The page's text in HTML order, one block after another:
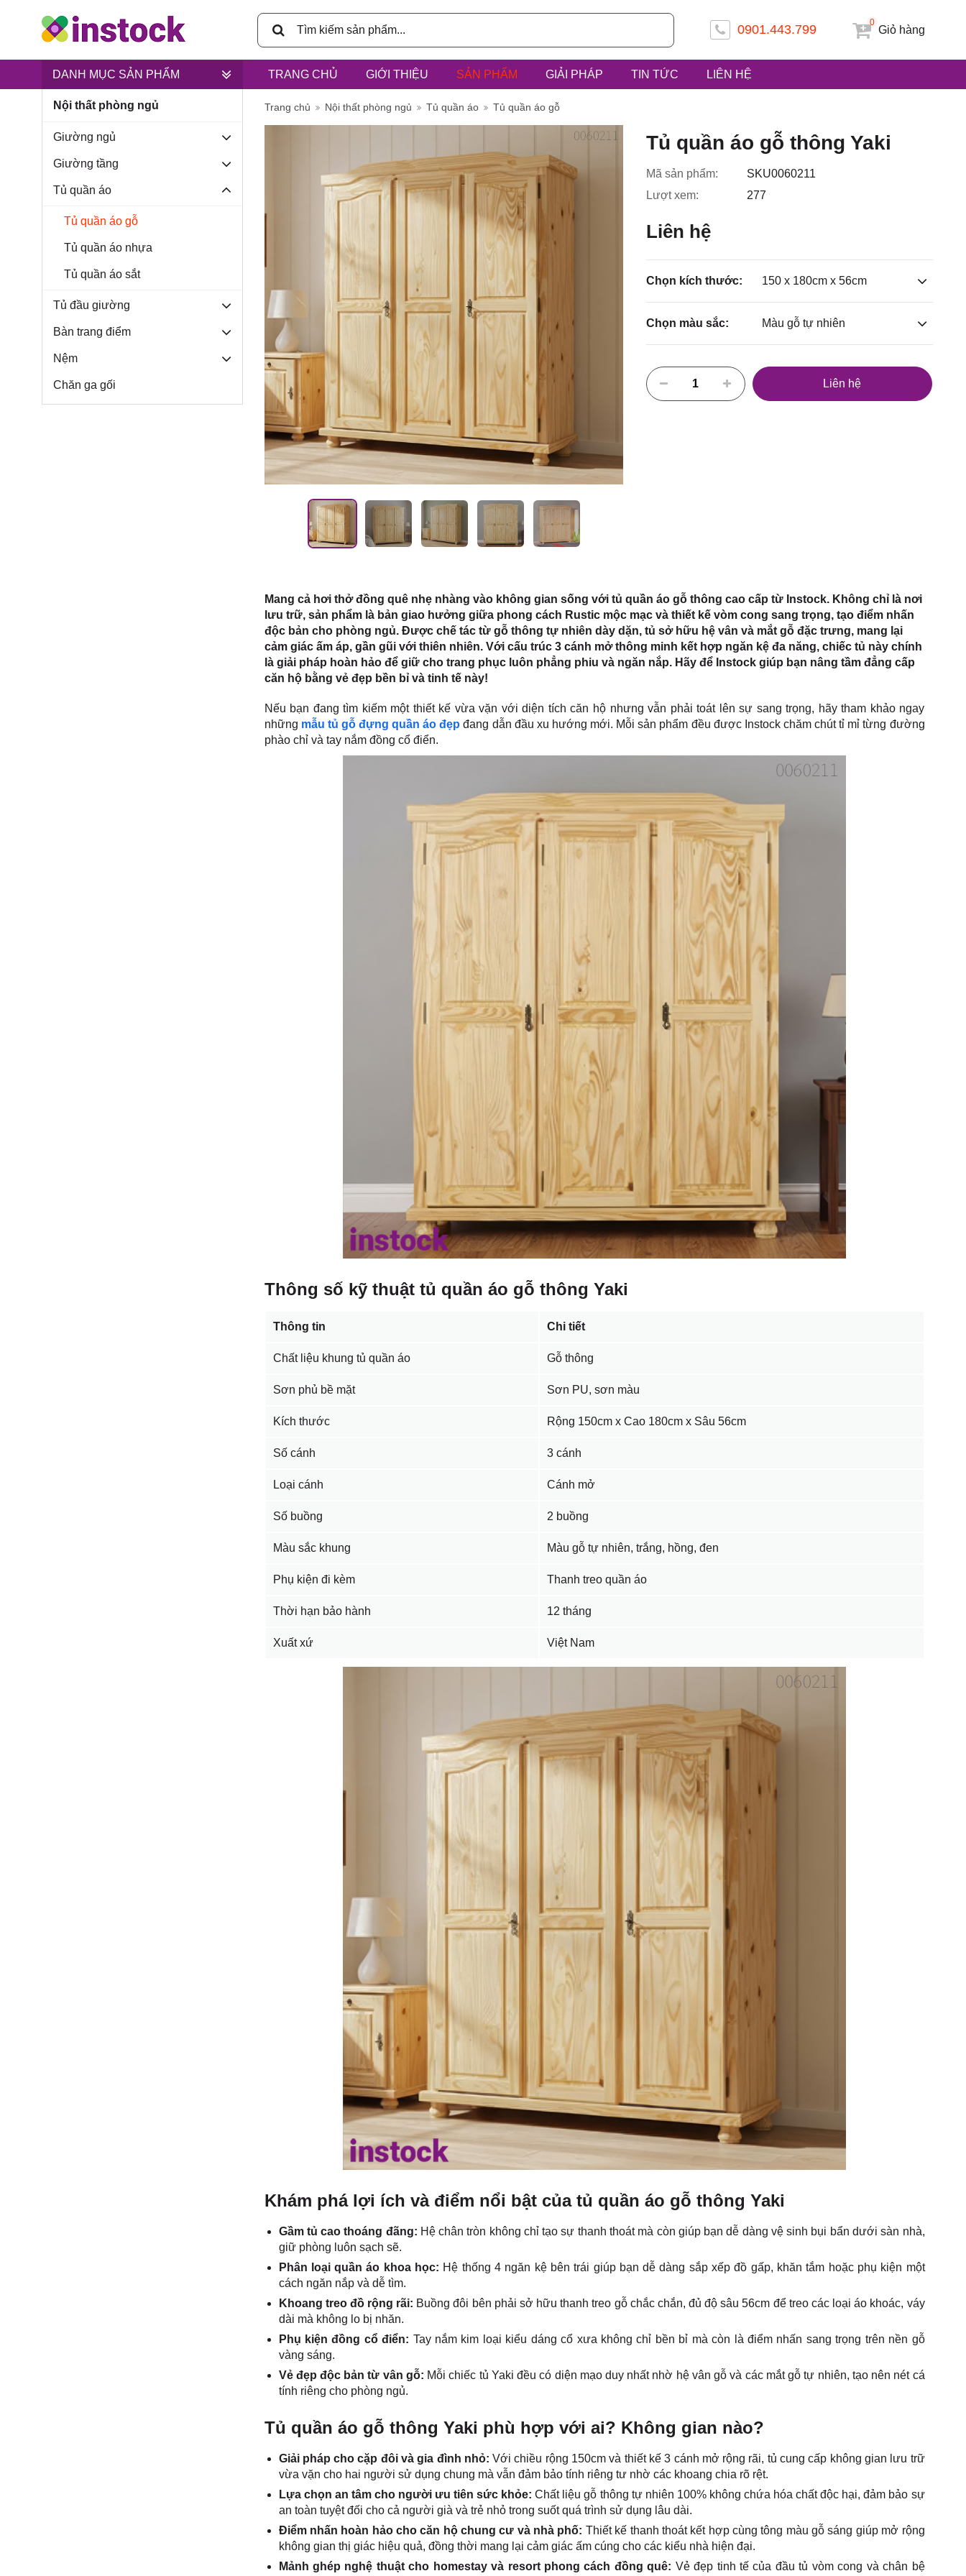
0901.443.799 Giỏ hàng
0
DANH MỤC SẢN PHẨM TRANG CHỦ GIỚI THIỆU SẢN PHẨM GIẢI PHÁP TIN TỨC LIÊN HỆ
Trụ sở chính: 3/6D, ấp Tiền
Lân, xã Bà Điểm, huyện Hóc
Môn, TP. HCM
Nội thất phòng ngủ
Giường ngủ
Giường tầng
Tủ quần áo
Tủ quần áo gỗ
Tủ quần áo nhựa
Tủ quần áo sắt
Tủ đầu giường
Bàn trang điểm
Nệm
Chăn ga gối
Trang chủ Nội thất phòng ngủ Tủ quần áo Tủ quần áo gỗ
Tủ quần áo gỗ thông Yaki
Mã sản phẩm:
SKU0060211
Lượt xem:
277
Liên hệ
Chọn kích thước: 150 x 180cm x 56cm
Chọn màu sắc: Màu gỗ tự nhiên
Liên hệ
Mang cả hơi thở đồng quê nhẹ nhàng vào không gian sống với tủ quần áo gỗ thông cao cấp từ Instock. Không chỉ là nơi
lưu trữ, sản phẩm là bản giao hưởng giữa phong cách Rustic mộc mạc và thiết kế vòm cong sang trọng, tạo điểm nhấn
độc bản cho phòng ngủ. Được chế tác từ gỗ thông tự nhiên dày dặn, tủ sở hữu hệ vân và mắt gỗ đặc trưng, mang lại
cảm giác ấm áp, gần gũi với thiên nhiên. Với cấu trúc 3 cánh mở thông minh kết hợp ngăn kệ đa năng, chiếc tủ này chính
là giải pháp hoàn hảo để giữ cho trang phục luôn phẳng phiu và ngăn nắp. Hãy để Instock giúp bạn nâng tầm đẳng cấp
căn hộ bằng vẻ đẹp bền bỉ và tinh tế này!
Nếu bạn đang tìm kiếm một thiết kế vừa vặn với diện tích căn hộ nhưng vẫn phải toát lên sự sang trọng, hãy tham khảo ngay
những mẫu tủ gỗ đựng quần áo đẹp đang dẫn đầu xu hướng mới. Mỗi sản phẩm đều được Instock chăm chút tỉ mỉ từng đường
phào chỉ và tay nắm đồng cổ điển.
Thông số kỹ thuật tủ quần áo gỗ thông Yaki
Thông tin Chi tiết
Chất liệu khung tủ quần áo Gỗ thông
Sơn phủ bề mặt Sơn PU, sơn màu
Kích thước Rộng 150cm x Cao 180cm x Sâu 56cm
Số cánh 3 cánh
Loại cánh Cánh mở
Số buồng 2 buồng
Màu sắc khung Màu gỗ tự nhiên, trắng, hồng, đen
Phụ kiện đi kèm Thanh treo quần áo
Thời hạn bảo hành 12 tháng
Xuất xứ Việt Nam
Khám phá lợi ích và điểm nổi bật của tủ quần áo gỗ thông Yaki
Gầm tủ cao thoáng đãng: Hệ chân tròn không chỉ tạo sự thanh thoát mà còn giúp bạn dễ dàng vệ sinh bụi bẩn dưới sàn nhà,
giữ phòng luôn sạch sẽ.
Phân loại quần áo khoa học: Hệ thống 4 ngăn kệ bên trái giúp bạn dễ dàng sắp xếp đồ gấp, khăn tắm hoặc phụ kiện một
cách ngăn nắp và dễ tìm.
Khoang treo đồ rộng rãi: Buồng đôi bên phải sở hữu thanh treo gỗ chắc chắn, đủ độ sâu 56cm để treo các loại áo khoác, váy
dài mà không lo bị nhăn.
Phụ kiện đồng cổ điển: Tay nắm kim loại kiểu dáng cổ xưa không chỉ bền bỉ mà còn là điểm nhấn sang trọng trên nền gỗ
vàng sáng.
Vẻ đẹp độc bản từ vân gỗ: Mỗi chiếc tủ Yaki đều có diện mạo duy nhất nhờ hệ vân gỗ và các mắt gỗ tự nhiên, tạo nên nét cá
tính riêng cho phòng ngủ.
Tủ quần áo gỗ thông Yaki phù hợp với ai? Không gian nào?
Giải pháp cho cặp đôi và gia đình nhỏ:Với chiều rộng 150cm và thiết kế 3 cánh mở rộng rãi, tủ cung cấp không gian lưu trữ
vừa vặn cho hai người sử dụng chung mà vẫn đảm bảo tính riêng tư nhờ các khoang chia rõ rệt.
Lựa chọn an tâm cho người ưu tiên sức khỏe:Chất liệu gỗ thông tự nhiên 100% không chứa hóa chất độc hại, đảm bảo sự
an toàn tuyệt đối cho cả người già và trẻ nhỏ trong suốt quá trình sử dụng lâu dài.
Điểm nhấn hoàn hảo cho căn hộ chung cư và nhà phố: Thiết kế thanh thoát kết hợp cùng tông màu gỗ sáng giúp mở rộng
không gian thị giác hiệu quả, đồng thời mang lại cảm giác ấm cúng cho các kiểu nhà hiện đại.
Mảnh ghép nghệ thuật cho homestay và resort phong cách đồng quê: Vẻ đẹp tinh tế của đầu tủ vòm cong và chân bệ